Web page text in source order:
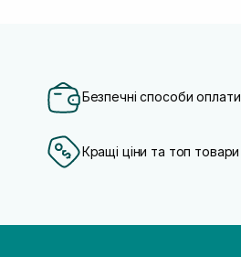
Безпечні способи оплати
Кращі ціни та топ товари